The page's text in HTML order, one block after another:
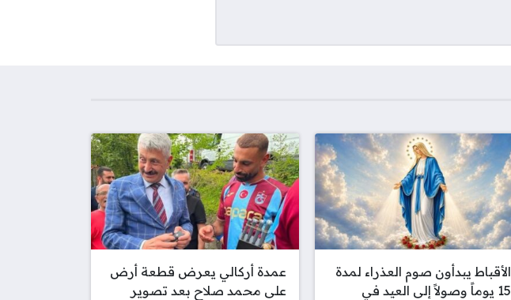
الأقباط يبدأون صوم العذراء لمدة
15 يوماً وصولاً إلى العيد في
عمدة أركالي يعرض قطعة أرض
على محمد صلاح بعد تصوير